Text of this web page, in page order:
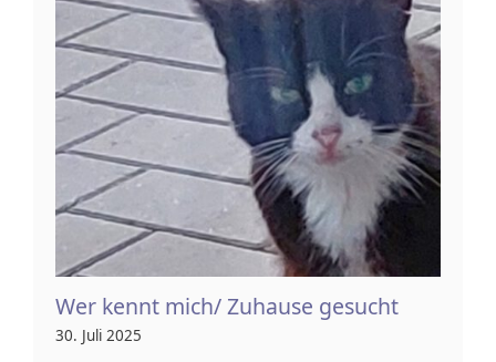
Wer kennt mich/ Zuhause gesucht
30. Juli 2025